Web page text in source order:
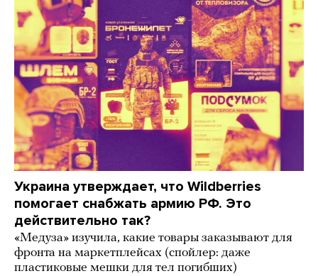
Украина утверждает, что Wildberries
помогает снабжать армию РФ. Это
действительно так?
«Медуза» изучила, какие товары заказывают для
фронта на маркетплейсах (спойлер: даже
пластиковые мешки для тел погибших)